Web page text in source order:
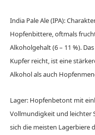
India Pale Ale (IPA):
Hopfenbittere, oftmals
Alkoholgehalt (6 – 11 %).
Kupfer reicht, ist eine
Alkohol als auch
Lager: Hopfenbetont mit
Vollmundigkeit und leichter
sich die meisten Lagerbiere